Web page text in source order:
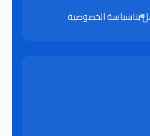
بناسياسة الخصوصية